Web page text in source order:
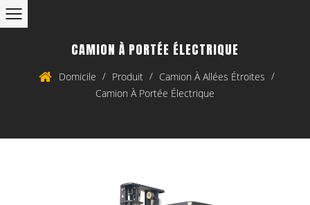
CAMION À PORTÉE ÉLECTRIQUE
Domicile / Produit / Camion À Allées Étroites /
Camion À Portée Électrique